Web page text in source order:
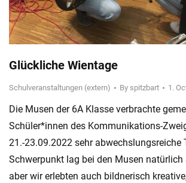
Glückliche Wientage
Schulveranstaltungen (extern) By spitzbart 1.
Die Musen der 6A Klasse verbrachte
Schüler*innen des Kommunikations-
21.-23.09.2022 sehr abwechslungsreiche
Schwerpunkt lag bei den Musen
aber wir erlebten auch bildnerisch